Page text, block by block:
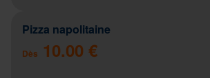
Pizza napolitaine
Dès 10.00 €